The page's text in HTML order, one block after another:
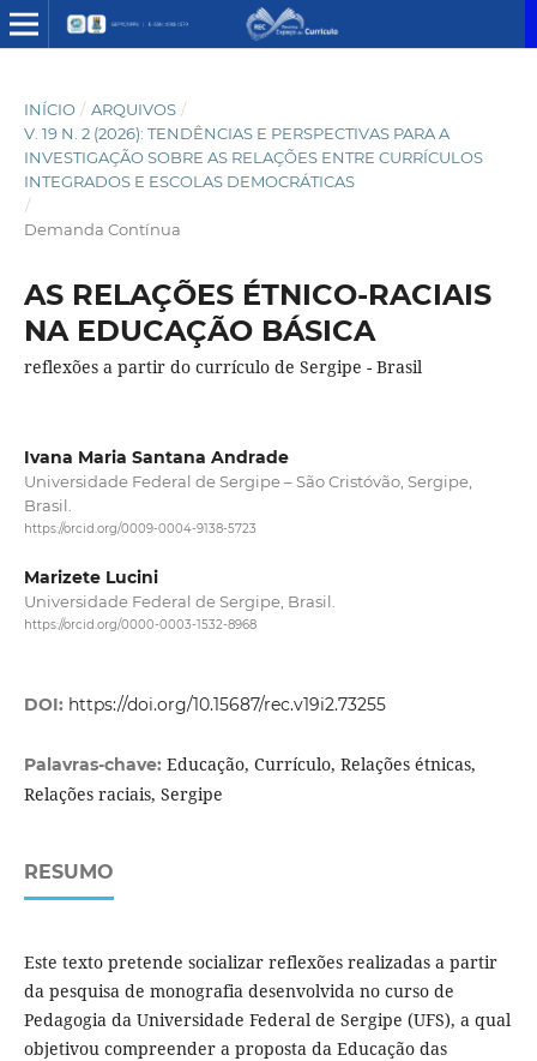
INÍCIO / ARQUIVOS /
V. 19 N. 2 (2026): TENDÊNCIAS E PERSPECTIVAS PARA A
INVESTIGAÇÃO SOBRE AS RELAÇÕES ENTRE CURRÍCULOS
INTEGRADOS E ESCOLAS DEMOCRÁTICAS
/
Demanda Contínua
AS RELAÇÕES ÉTNICO-RACIAIS
NA EDUCAÇÃO BÁSICA
reflexões a partir do currículo de Sergipe - Brasil
Ivana Maria Santana Andrade
Universidade Federal de Sergipe – São Cristóvão, Sergipe,
Brasil.
https://orcid.org/0009-0004-9138-5723
Marizete Lucini
Universidade Federal de Sergipe, Brasil.
https://orcid.org/0000-0003-1532-8968
DOI: https://doi.org/10.15687/rec.v19i2.73255
Palavras-chave: Educação, Currículo, Relações étnicas,
Relações raciais, Sergipe
RESUMO
Este texto pretende socializar reflexões realizadas a partir
da pesquisa de monografia desenvolvida no curso de
Pedagogia da Universidade Federal de Sergipe (UFS), a qual
objetivou compreender a proposta da Educação das